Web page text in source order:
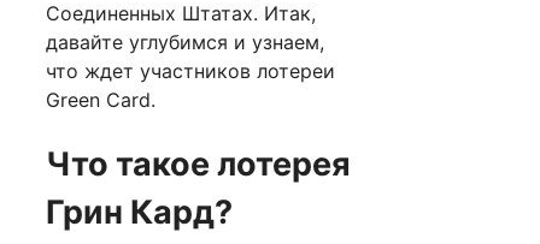
Соединенных Штатах. Итак,
давайте углубимся и узнаем,
что ждет участников лотереи
Green Card.
Что такое лотерея
Грин Кард?